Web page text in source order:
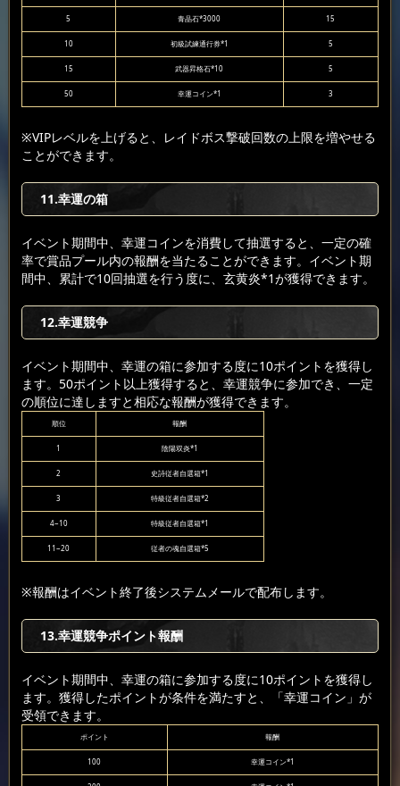
5 青晶石*3000 15
10 初級試練通行券*1 5
15 武器昇格石*10 5
50 幸運コイン*1 3
※VIPレベルを上げると、レイドボス撃破回数の上限を増やせる
ことができます。
11.幸運の箱
イベント期間中、幸運コインを消費して抽選すると、一定の確
率で賞品プール内の報酬を当たることができます。イベント期
間中、累計で10回抽選を行う度に、玄黄炎*1が獲得できます。
12.幸運競争
イベント期間中、幸運の箱に参加する度に10ポイントを獲得し
ます。50ポイント以上獲得すると、幸運競争に参加でき、一定
の順位に達しますと相応な報酬が獲得できます。
順位 報酬
1 陰陽双炎*1
2 史詩従者自選箱*1
3 特級従者自選箱*2
4~10 特級従者自選箱*1
11~20 従者の魂自選箱*5
※報酬はイベント終了後システムメールで配布します。
13.幸運競争ポイント報酬
イベント期間中、幸運の箱に参加する度に10ポイントを獲得し
ます。獲得したポイントが条件を満たすと、「幸運コイン」が
受領できます。
ポイント 報酬
100 幸運コイン*1